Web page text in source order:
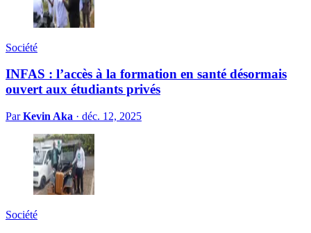
Société
INFAS : l’accès à la formation en santé désormais
ouvert aux étudiants privés
ParKevin Aka · déc. 12, 2025
Société